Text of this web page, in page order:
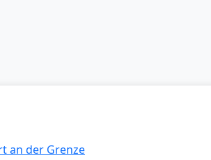
an der Grenze